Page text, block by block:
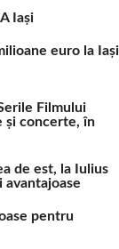
Iași
euro la Iași
Filmului
și concerte, în
de est, la Iulius
avantajoase
pentru